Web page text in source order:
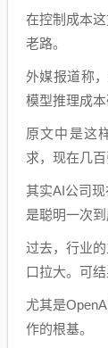
在控制成本
老路。
外媒报道称
模型推理成本
原文中是这
求，现在几百
其实AI公司
是聪明一次到
过去，行业
口拉大。可
尤其是
作的根基。